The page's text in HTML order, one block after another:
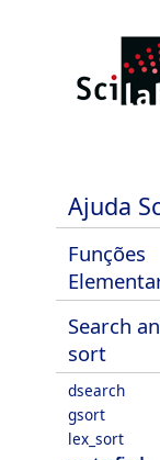
Ajuda
Funções
Search
sort
dsearch
gsort
lex_sort